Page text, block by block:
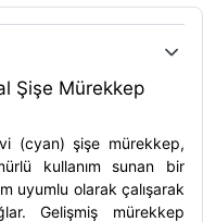
Şişe Mürekkep
(cyan) şişe mürekkep,
kullanım sunan bir
uyumlu olarak çalışarak
Gelişmiş mürekkep